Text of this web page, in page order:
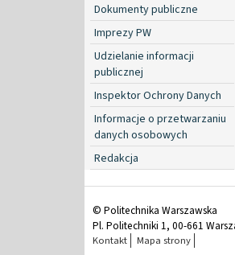
Dokumenty publiczne
Imprezy PW
Udzielanie informacji
publicznej
Inspektor Ochrony Danych
Informacje o przetwarzaniu
danych osobowych
Redakcja
© Politechnika Warszawska
Pl. Politechniki 1, 00-661
Kontakt Mapa strony